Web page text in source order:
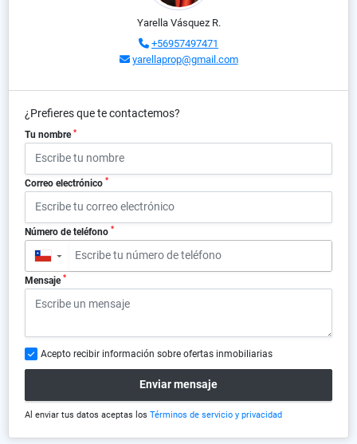
Yarella Vásquez R.
+56957497471
yarellaprop@gmail.com
¿Prefieres que te contactemos?
Tu nombre *
Correo electrónico *
Número de teléfono *
▼
Mensaje *
Acepto recibir información sobre ofertas inmobiliarias
Enviar mensaje
Al enviar tus datos aceptas los Términos de servicio y privacidad